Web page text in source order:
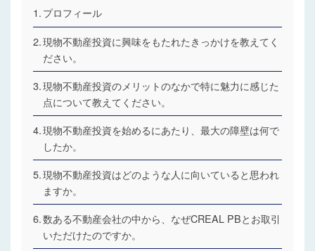
プロフィール
現物不動産投資に興味をもたれたきっかけを教えてく
ださい。
現物不動産投資のメリットのなかで特に魅力に感じた
点について教えてください。
現物不動産投資を始めるにあたり、最大の障壁は何で
したか。
現物不動産投資はどのような人に向いていると思われ
ますか。
数ある不動産会社の中から、なぜCREAL PBとお取引
いただけたのですか。